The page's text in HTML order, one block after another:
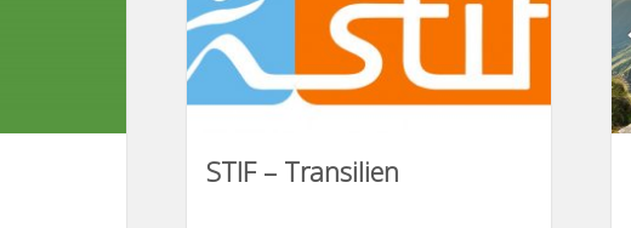
STIF – Transilien